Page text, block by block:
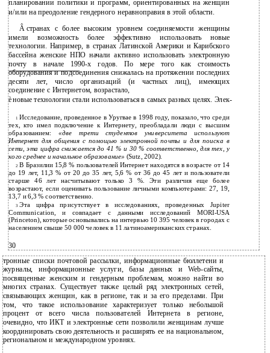
планировании политики и программ, ориентированных на женщин
и/или на преодоление гендерного неравноправия в этой области.
Â странах с более высоким уровнем соединяемости женщины
имели возможность более эффективно использовать новые
технологии. Например, в странах Латинской Америки и Карибского
бассейна женские НПО начали активно использовать электронную
почту в начале 1990-х годов. По мере того как стоимость
оборудования и подсоединения снижалась на протяжении последних
десяти лет, число организаций (и частных лиц), имеющих
соединение с Интернетом, возрастало,
èновые технологии стали использоваться в самых разных целях. Элек-
1 Исследование, проведенное в Уругвае в 1998 году, показало, что среди
тех, кто имел подключение к Интернету, преобладали люди с высшим
образованием:«две трети студентов университета используют
Интернет для общения с помощью электронной почты и для поиска в
сети, эта цифра снижается до 41 % и 30 % соответственно, для тех, у
кого среднее и начальное образование» (Sutz, 2002).
2 В Бразилии 15,8 % пользователей Интернет находятся в возрасте от 14
до 19 лет, 11,3 % от 20 до 35 лет, 5,6 % от 36 до 45 лет и пользователи
старше 46 лет насчитывают только 3 %. Эти различия еще более
возрастают, если оценивать пользование личными компьютерами: 27, 19,
13,7 и 6,3 % соответственно.
3 Эта цифра присутствует в исследованиях, проведенных Jupiter
Communication, и совпадает с данными исследований MORI-USA
(Princeton), которые основывались на интервью 10 395 человек в городах с
населением свыше 50 000 человек в 11 латиноамериканских странах.
30
тронные списки почтовой рассылки, информационные бюллетени и
журналы, информационные услуги, базы данных и Web-сайты,
посвященные женским и гендерным проблемам, можно найти во
многих странах. Существует также целый ряд электронных сетей,
связывающих женщин, как в регионе, так и за его пределами. При
том, что такое использование характеризует только небольшой
процент от всего числа пользователей Интернета в регионе,
очевидно, что ИКТ и электронные сети позволили женщинам лучше
координировать свою деятельность и расширять ее на национальном,
региональном и международном уровнях.